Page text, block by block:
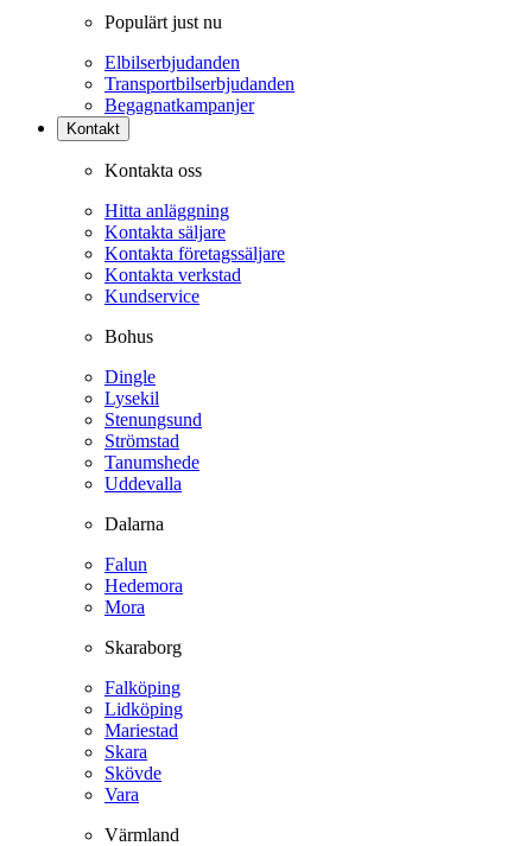
Populärt just nu
Elbilserbjudanden
Transportbilserbjudanden
Begagnatkampanjer
Kontakt
Kontakta oss
Hitta anläggning
Kontakta säljare
Kontakta företagssäljare
Kontakta verkstad
Kundservice
Bohus
Dingle
Lysekil
Stenungsund
Strömstad
Tanumshede
Uddevalla
Dalarna
Falun
Hedemora
Mora
Skaraborg
Falköping
Lidköping
Mariestad
Skara
Skövde
Vara
Värmland